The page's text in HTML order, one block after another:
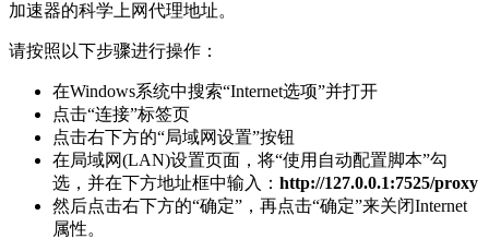
加速器的科学上网代理地址。
请按照以下步骤进行操作：
在Windows系统中搜索“Internet选项”并打开
点击“连接”标签页
点击右下方的“局域网设置”按钮
在局域网(LAN)设置页面，将“使用自动配置脚本”勾
选，并在下方地址框中输入： http://127.0.0.1:7525/proxy
然后点击右下方的“确定”，再点击“确定”来关闭Internet
属性。